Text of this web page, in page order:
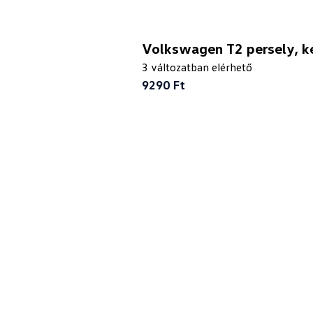
Volkswagen T2 persely,
3 változatban elérhető
9290 Ft